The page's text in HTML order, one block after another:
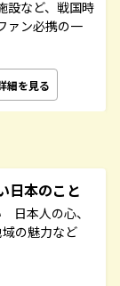
設など、戦国時
ァン必携の一
細を見る
日本のこと
日本人の心、
の魅力など